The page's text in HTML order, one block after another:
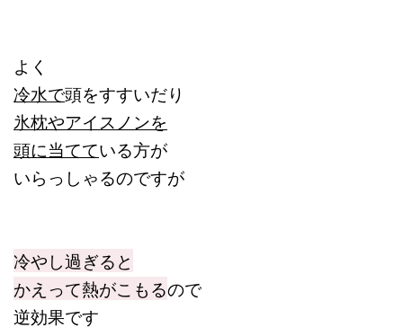
よく
冷水で頭をすすいだり
氷枕やアイスノンを
頭に当てている方が
いらっしゃるのですが
冷やし過ぎると
かえって熱がこもるので
逆効果です